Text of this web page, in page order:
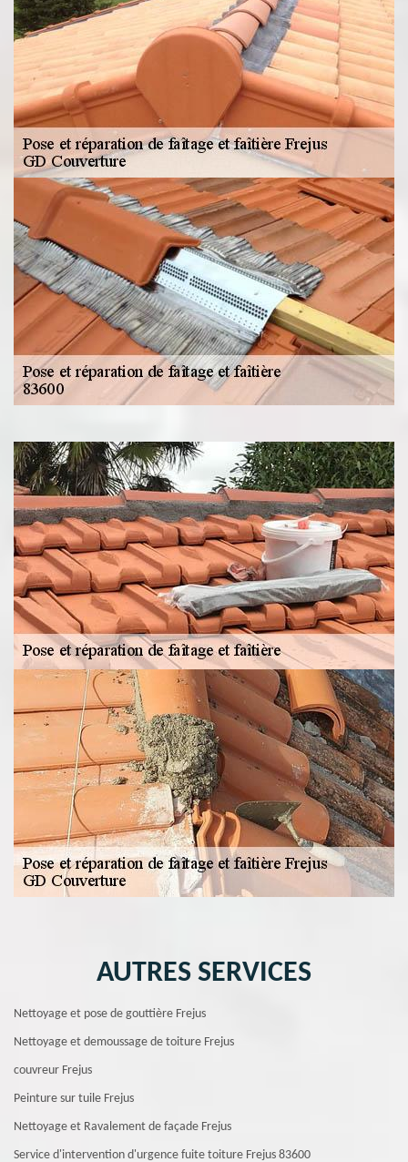
AUTRES SERVICES
Nettoyage et pose de gouttière Frejus
Nettoyage et demoussage de toiture Frejus
couvreur Frejus
Peinture sur tuile Frejus
Nettoyage et Ravalement de façade Frejus
Service d'intervention d'urgence fuite toiture Frejus 83600